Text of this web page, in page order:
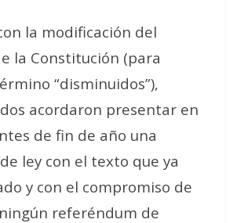
la modificación del
la Constitución (para
“disminuidos”),
acordaron presentar en
de fin de año una
ley con el texto que ya
y con el compromiso de
referéndum de